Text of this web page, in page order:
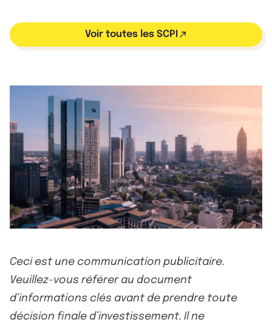
Voir toutes les SCPI
Ceci est une communication publicitaire.
Veuillez-vous référer au document
d’informations clés avant de prendre toute
décision finale d’investissement. Il ne